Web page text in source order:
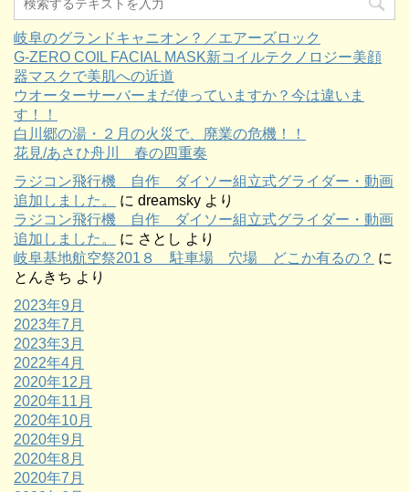
岐阜のグランドキャニオン？／エアーズロック
G-ZERO COIL FACIAL MASK新コイルテクノロジー美顔
器マスクで美肌への近道
ウオーターサーバーまだ使っていますか？今は違いま
す！！
白川郷の湯・２月の火災で、廃業の危機！！
花見/あさひ舟川 春の四重奏
ラジコン飛行機 自作 ダイソー組立式グライダー・動画
追加しました。
に dreamsky より
ラジコン飛行機 自作 ダイソー組立式グライダー・動画
追加しました。
に さとし より
岐阜基地航空祭201８ 駐車場 穴場 どこか有るの？ に
とんきち より
2023年9月
2023年7月
2023年3月
2022年4月
2020年12月
2020年11月
2020年10月
2020年9月
2020年8月
2020年7月